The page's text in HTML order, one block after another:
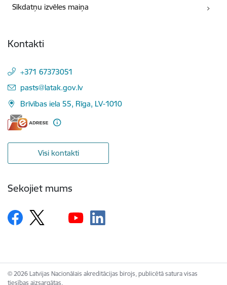
Sīkdatņu izvēles maiņa
Kontakti
+371 67373051
E-pasts:
pasts@latak.gov.lv
Brīvības iela 55, Rīga, LV-1010
Visi kontakti
Sekojiet mums
© 2026 Latvijas Nacionālais akreditācijas birojs, publicētā satura visas
tiesības aizsargātas.